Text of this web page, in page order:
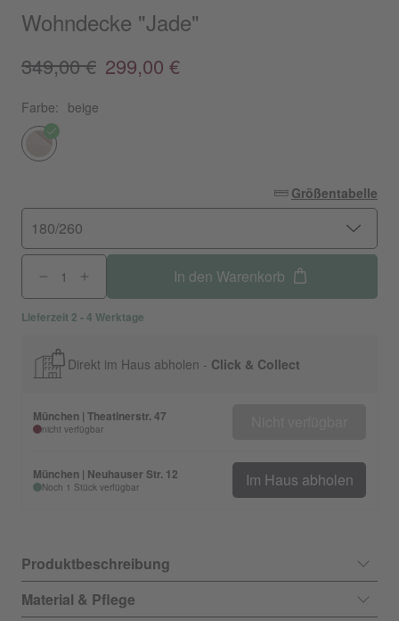
Wohndecke "Jade"
349,00 € 299,00 €
Farbe: beige
Größentabelle
180/260
In den Warenkorb
Lieferzeit 2 - 4 Werktage
Direkt im Haus abholen - Click & Collect
München | Theatinerstr. 47
nicht verfügbar
München | Neuhauser Str. 12
Noch 1 Stück verfügbar Im Haus abholen
Produktbeschreibung
Material & Pflege